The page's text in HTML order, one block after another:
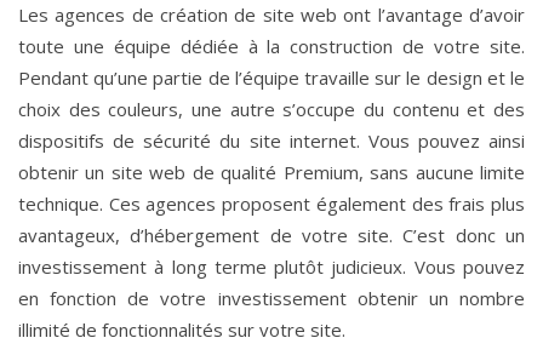
Les agences de création de site web ont l’avantage d’avoir
toute une équipe dédiée à la construction de votre site.
Pendant qu’une partie de l’équipe travaille sur le design et le
choix des couleurs, une autre s’occupe du contenu et des
dispositifs de sécurité du site internet. Vous pouvez ainsi
obtenir un site web de qualité Premium, sans aucune limite
technique. Ces agences proposent également des frais plus
avantageux, d’hébergement de votre site. C’est donc un
investissement à long terme plutôt judicieux. Vous pouvez
en fonction de votre investissement obtenir un nombre
illimité de fonctionnalités sur votre site.